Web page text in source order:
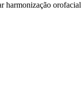
harmonização orofacial